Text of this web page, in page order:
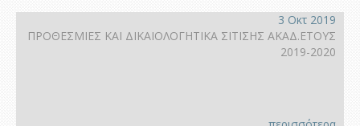
3 Οκτ 2019
ΠΡΟΘΕΣΜΙΕΣ ΚΑΙ ΔΙΚΑΙΟΛΟΓΗΤΙΚΑ ΣΙΤΙΣΗΣ ΑΚΑΔ.ΕΤΟΥΣ
2019-2020